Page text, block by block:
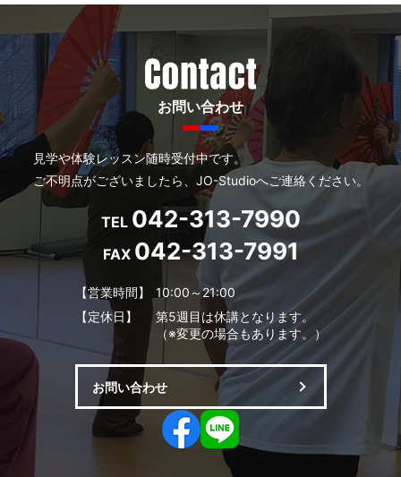
お問い合わせ
見学や体験レッスン随時受付中です。
ご不明点がございましたら、JO-Studioへご連絡ください。
TEL 042-313-7990
FAX 042-313-7991
【営業時間】
10:00～21:00
【定休日】
第5週目は休講となります。
（※変更の場合もあります。）
お問い合わせ